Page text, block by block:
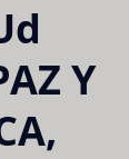
Y